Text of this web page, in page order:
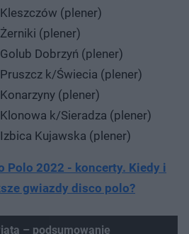
(plener)
(plener)
Dobrzyń (plener)
k/Świecia (plener)
(plener)
k/Sieradza (plener)
Kujawska (plener)
Polo 2022 - koncerty. Kiedy i
gwiazdy disco polo?
– podsumowanie